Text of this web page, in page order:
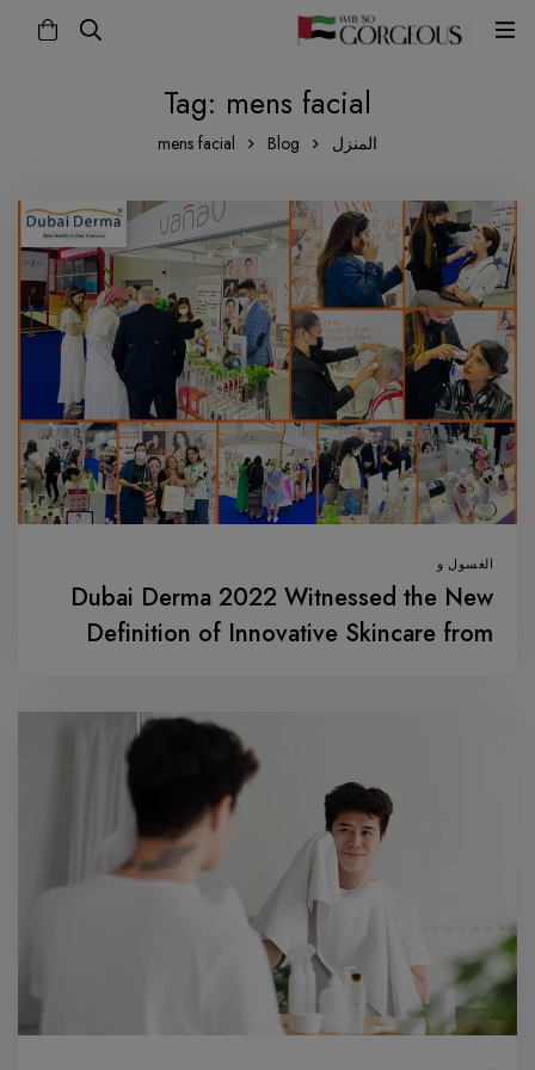
Tag: mens facial
المنزل Blog
mens facial
الغسول و
Dubai Derma 2022 Witnessed the New
Definition of Innovative Skincare from